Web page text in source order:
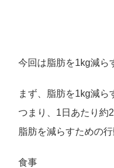
今回は脂肪を1kg減ら
まず、脂肪を1kg減ら
つまり、1日あたり約
脂肪を減らすための
食事